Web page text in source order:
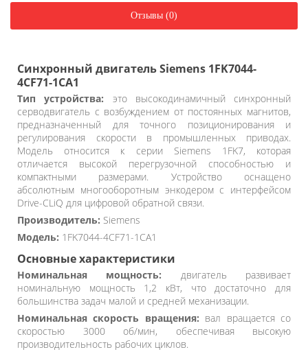
Отзывы (0)
Синхронный двигатель Siemens 1FK7044-
4CF71-1CA1
Тип устройства: это высокодинамичный синхронный
серводвигатель с возбуждением от постоянных магнитов,
предназначенный для точного позиционирования и
регулирования скорости в промышленных приводах.
Модель относится к серии Siemens 1FK7, которая
отличается высокой перегрузочной способностью и
компактными размерами. Устройство оснащено
абсолютным многооборотным энкодером с интерфейсом
Drive-CLiQ для цифровой обратной связи.
Производитель: Siemens
Модель: 1FK7044-4CF71-1CA1
Основные характеристики
Номинальная мощность: двигатель развивает
номинальную мощность 1,2 кВт, что достаточно для
большинства задач малой и средней механизации.
Номинальная скорость вращения: вал вращается со
скоростью 3000 об/мин, обеспечивая высокую
производительность рабочих циклов.